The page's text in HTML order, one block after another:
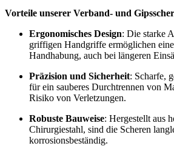
Vorteile unserer Verband- und
Ergonomisches Design: Die starke
griffigen Handgriffe ermöglichen
Handhabung, auch bei längeren
Präzision und Sicherheit: Scharfe,
für ein sauberes Durchtrennen von
Risiko von Verletzungen.
Robuste Bauweise: Hergestellt aus
Chirurgiestahl, sind die Scheren
korrosionsbeständig.